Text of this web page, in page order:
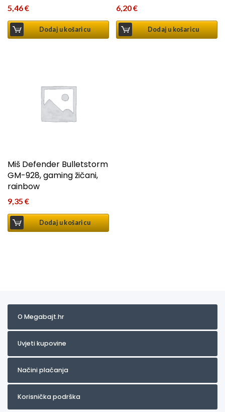
5,46€
Dodaj u košaricu
6,20€
Dodaj u košaricu
Miš Defender Bulletstorm
GM-928, gaming žičani,
rainbow
9,35 €
Dodaj u košaricu
O Megabajt.hr
Uvjeti kupovine
Načini plaćanja
Korisnička podrška